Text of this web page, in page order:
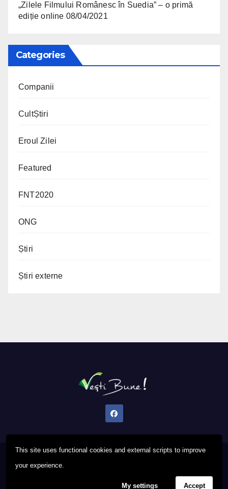
This site uses functional cookies and external scripts to improve
your experience.
My settings Accept
„Zilele Filmului Românesc în Suedia” – o primă
ediție online 08/04/2021
Categories
Companii
CultȘtiri
Eroul Zilei
Featured
FNT2020
ONG
Știri
Știri externe
Proudly powered by WordPress
Privacy PolicyFAQ